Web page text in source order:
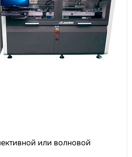
или волновой